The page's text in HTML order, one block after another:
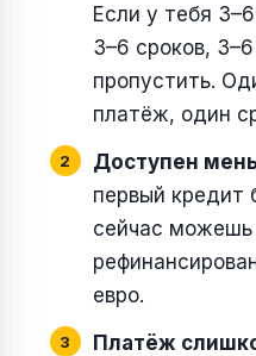
Если у тебя
3–6 сроков,
пропустить.
платёж, один
Доступен
первый
сейчас
евро.
Платёж